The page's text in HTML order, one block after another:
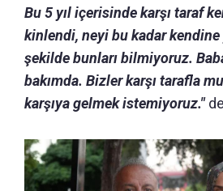
Bu 5 yıl içerisinde karşı taraf
kinlendi, neyi bu kadar
şekilde bunları bilmiyoruz.
bakımda. Bizler karşı tarafla
karşıya gelmek istemiyoruz."